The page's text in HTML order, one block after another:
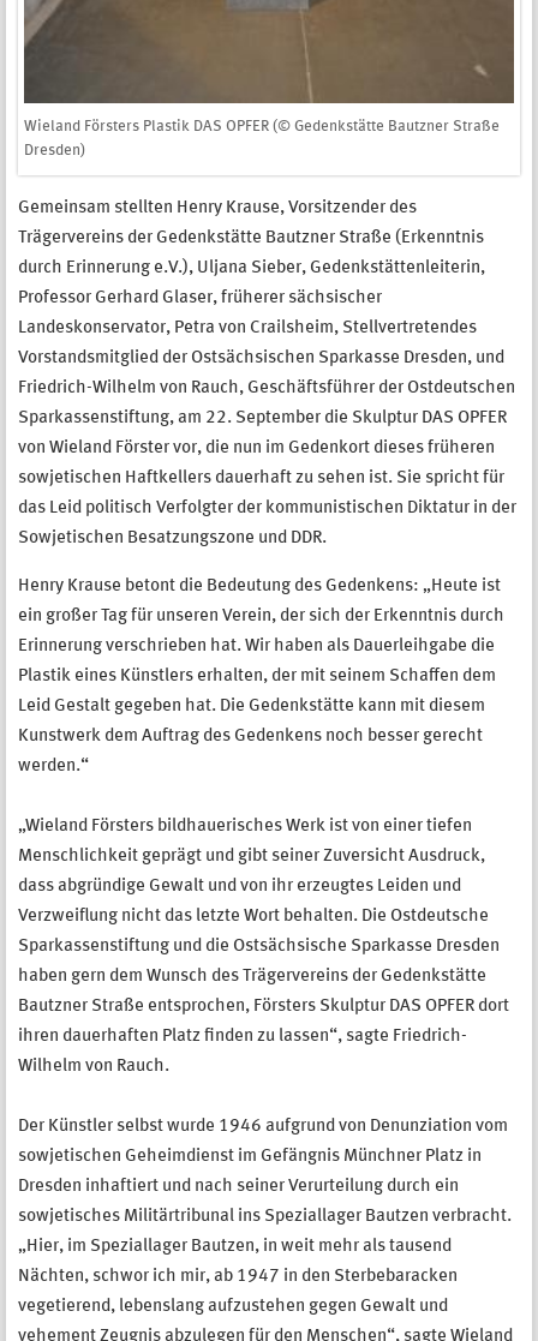
Wieland Försters Plastik DAS OPFER (© Gedenkstätte Bautzner Straße
Dresden)
Gemeinsam stellten Henry Krause, Vorsitzender des
Trägervereins der Gedenkstätte Bautzner Straße (Erkenntnis
durch Erinnerung e.V.), Uljana Sieber, Gedenkstättenleiterin,
Professor Gerhard Glaser, früherer sächsischer
Landeskonservator, Petra von Crailsheim, Stellvertretendes
Vorstandsmitglied der Ostsächsischen Sparkasse Dresden, und
Friedrich-Wilhelm von Rauch, Geschäftsführer der Ostdeutschen
Sparkassenstiftung, am 22. September die Skulptur DAS OPFER
von Wieland Förster vor, die nun im Gedenkort dieses früheren
sowjetischen Haftkellers dauerhaft zu sehen ist. Sie spricht für
das Leid politisch Verfolgter der kommunistischen Diktatur in der
Sowjetischen Besatzungszone und DDR.
Henry Krause betont die Bedeutung des Gedenkens: „Heute ist
ein großer Tag für unseren Verein, der sich der Erkenntnis durch
Erinnerung verschrieben hat. Wir haben als Dauerleihgabe die
Plastik eines Künstlers erhalten, der mit seinem Schaffen dem
Leid Gestalt gegeben hat. Die Gedenkstätte kann mit diesem
Kunstwerk dem Auftrag des Gedenkens noch besser gerecht
werden.“
„Wieland Försters bildhauerisches Werk ist von einer tiefen
Menschlichkeit geprägt und gibt seiner Zuversicht Ausdruck,
dass abgründige Gewalt und von ihr erzeugtes Leiden und
Verzweiflung nicht das letzte Wort behalten. Die Ostdeutsche
Sparkassenstiftung und die Ostsächsische Sparkasse Dresden
haben gern dem Wunsch des Trägervereins der Gedenkstätte
Bautzner Straße entsprochen, Försters Skulptur DAS OPFER dort
ihren dauerhaften Platz finden zu lassen“, sagte Friedrich-
Wilhelm von Rauch.
Der Künstler selbst wurde 1946 aufgrund von Denunziation vom
sowjetischen Geheimdienst im Gefängnis Münchner Platz in
Dresden inhaftiert und nach seiner Verurteilung durch ein
sowjetisches Militärtribunal ins Speziallager Bautzen verbracht.
„Hier, im Speziallager Bautzen, in weit mehr als tausend
Nächten, schwor ich mir, ab 1947 in den Sterbebaracken
vegetierend, lebenslang aufzustehen gegen Gewalt und
vehement Zeugnis abzulegen für den Menschen“, sagte Wieland